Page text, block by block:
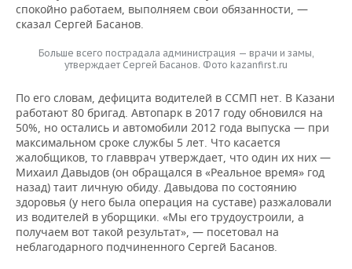
спокойно работаем, выполняем свои обязанности, —
сказал Сергей Басанов.
Больше всего пострадала администрация — врачи и замы,
утверждает Сергей Басанов. Фото kazanfirst.ru
По его словам, дефицита водителей в ССМП нет. В Казани
работают 80 бригад. Автопарк в 2017 году обновился на
50%, но остались и автомобили 2012 года выпуска — при
максимальном сроке службы 5 лет. Что касается
жалобщиков, то главврач утверждает, что один их них —
Михаил Давыдов (он обращался в «Реальное время» год
назад) таит личную обиду. Давыдова по состоянию
здоровья (у него была операция на суставе) разжаловали
из водителей в уборщики. «Мы его трудоустроили, а
получаем вот такой результат», — посетовал на
неблагодарного подчиненного Сергей Басанов.